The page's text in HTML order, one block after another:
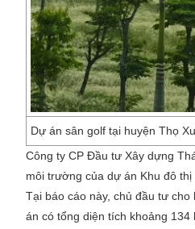
Dự án sân golf tại huyện Thọ
Công ty CP Đầu tư Xây dựng
môi trường của dự án Khu đô thị
Tại báo cáo này, chủ đầu tư
án có tổng diện tích khoảng